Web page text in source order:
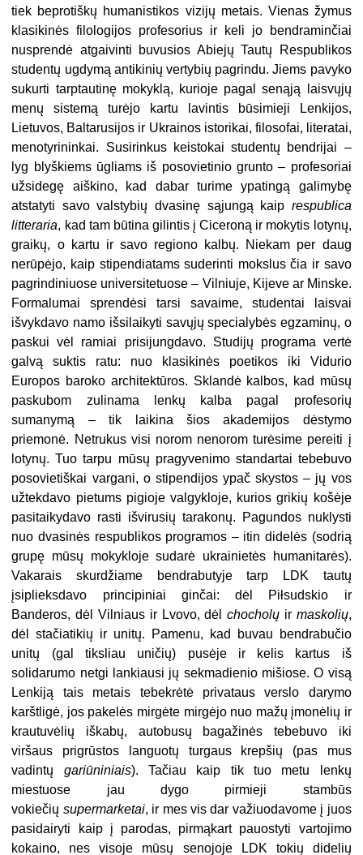
tiek beprotiškų humanistikos vizijų metais. Vienas žymus
klasikinės filologijos profesorius ir keli jo bendraminčiai
nusprendė atgaivinti buvusios Abiejų Tautų Respublikos
studentų ugdymą antikinių vertybių pagrindu. Jiems pavyko
sukurti tarptautinę mokyklą, kurioje pagal senąją laisvųjų
menų sistemą turėjo kartu lavintis būsimieji Lenkijos,
Lietuvos, Baltarusijos ir Ukrainos istorikai, filosofai, literatai,
menotyrininkai. Susirinkus keistokai studentų bendrijai –
lyg blyškiems ūgliams iš posovietinio grunto – profesoriai
užsidegę aiškino, kad dabar turime ypatingą galimybę
atstatyti savo valstybių dvasinę sąjungą kaip respublica
litteraria, kad tam būtina gilintis į Ciceroną ir mokytis lotynų,
graikų, o kartu ir savo regiono kalbų. Niekam per daug
nerūpėjo, kaip stipendiatams suderinti mokslus čia ir savo
pagrindiniuose universitetuose – Vilniuje, Kijeve ar Minske.
Formalumai sprendėsi tarsi savaime, studentai laisvai
išvykdavo namo išsilaikyti savųjų specialybės egzaminų, o
paskui vėl ramiai prisijungdavo. Studijų programa vertė
galvą suktis ratu: nuo klasikinės poetikos iki Vidurio
Europos baroko architektūros. Sklandė kalbos, kad mūsų
paskubom zulinama lenkų kalba pagal profesorių
sumanymą – tik laikina šios akademijos dėstymo
priemonė. Netrukus visi norom nenorom turėsime pereiti į
lotynų. Tuo tarpu mūsų pragyvenimo standartai tebebuvo
posovietiškai vargani, o stipendijos ypač skystos – jų vos
užtekdavo pietums pigioje valgykloje, kurios grikių košėje
pasitaikydavo rasti išvirusių tarakonų. Pagundos nuklysti
nuo dvasinės respublikos programos – itin didelės (sodrią
grupę mūsų mokykloje sudarė ukrainietės humanitarės).
Vakarais skurdžiame bendrabutyje tarp LDK tautų
įsiplieksdavo principiniai ginčai: dėl Piłsudskio ir
Banderos, dėl Vilniaus ir Lvovo, dėlchocholų ir maskolių,
dėl stačiatikių ir unitų. Pamenu, kad buvau bendrabučio
unitų (gal tiksliau uničių) pusėje ir kelis kartus iš
solidarumo netgi lankiausi jų sekmadienio mišiose. O visą
Lenkiją tais metais tebekrėtė privataus verslo darymo
karštligė, jos pakelės mirgėte mirgėjo nuo mažų įmonėlių ir
krautuvėlių iškabų, autobusų bagažinės tebebuvo iki
viršaus prigrūstos languotų turgaus krepšių (pas mus
vadintų gariūniniais). Tačiau kaip tik tuo metu lenkų
miestuose jau dygo pirmieji stambūs
vokiečių supermarketai, ir mes vis dar važiuodavome į juos
pasidairyti kaip į parodas, pirmąkart pauostyti vartojimo
kokaino, nes visoje mūsų senojoje LDK tokių didelių